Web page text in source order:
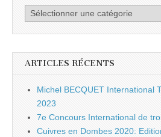
Catégories
ARTICLES RÉCENTS
Michel BECQUET International
2023
7e Concours International de
Cuivres en Dombes 2020: